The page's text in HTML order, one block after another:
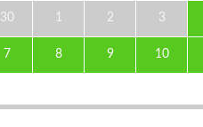
30 1 2 3
7 8 9 10